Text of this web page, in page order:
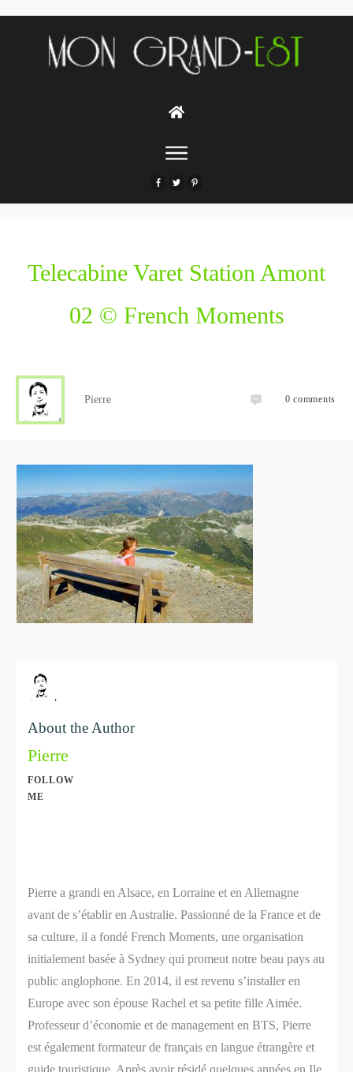
Telecabine Varet Station Amont
02 © French Moments
Pierre 0 comments
About the Author
Pierre
FOLLOW
ME
Pierre a grandi en Alsace, en Lorraine et en Allemagne
avant de s’établir en Australie. Passionné de la France et de
sa culture, il a fondé French Moments, une organisation
initialement basée à Sydney qui promeut notre beau pays au
public anglophone. En 2014, il est revenu s’installer en
Europe avec son épouse Rachel et sa petite fille Aimée.
Professeur d’économie et de management en BTS, Pierre
est également formateur de français en langue étrangère et